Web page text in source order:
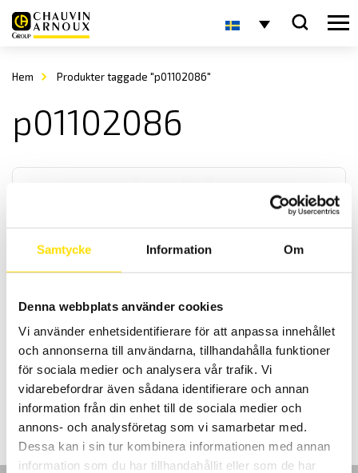
Samtycke Information Om
Denna webbplats använder cookies
Vi använder enhetsidentifierare för att anpassa innehållet
och annonserna till användarna, tillhandahålla funktioner
för sociala medier och analysera vår trafik. Vi
vidarebefordrar även sådana identifierare och annan
information från din enhet till de sociala medier och
annons- och analysföretag som vi samarbetar med.
Dessa kan i sin tur kombinera informationen med annan
information som du har tillhandahållit eller som de har
Hem Produkter taggade "p01102086"
p01102086
Batterielimenator för alla Chauvin-Arnoux likströmstänger för typ
K, E, PAC samt A110 och MA110 och MA200. Med dessa inkopplade
kan längre loggningar utföras med dessa lik- och
växelströmströmtänger.
535.00kr –1,965.00krPrisintervall:
535.00 kr
till
1,965.00 kr
LÄS MER